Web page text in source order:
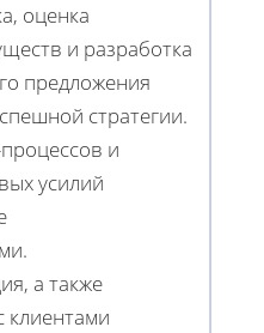
оценка
и разработка
предложения
стратегии.
и
усилий
а также
клиентами